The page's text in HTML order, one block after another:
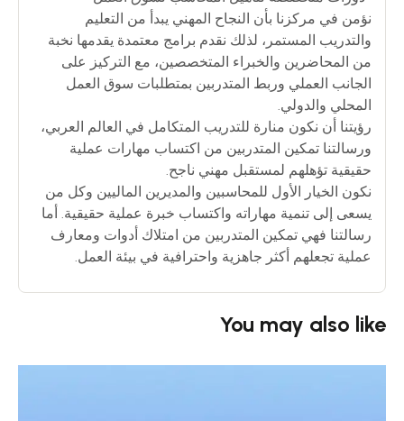
نؤمن في مركزنا بأن النجاح المهني يبدأ من التعليم
والتدريب المستمر، لذلك نقدم برامج معتمدة يقدمها نخبة
من المحاضرين والخبراء المتخصصين، مع التركيز على
الجانب العملي وربط المتدربين بمتطلبات سوق العمل
المحلي والدولي.
رؤيتنا أن نكون منارة للتدريب المتكامل في العالم العربي،
ورسالتنا تمكين المتدربين من اكتساب مهارات عملية
حقيقية تؤهلهم لمستقبل مهني ناجح.
نكون الخيار الأول للمحاسبين والمديرين الماليين وكل من
يسعى إلى تنمية مهاراته واكتساب خبرة عملية حقيقية. أما
رسالتنا فهي تمكين المتدربين من امتلاك أدوات ومعارف
عملية تجعلهم أكثر جاهزية واحترافية في بيئة العمل.
You may also like